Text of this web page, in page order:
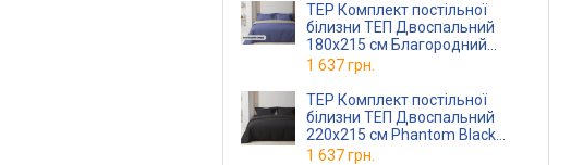
TEP Комплект постільної
білизни ТЕП Двоспальний
180х215 см Благородний
сапфір Бавовняна бязь
1 637 грн.
TEP Комплект постільної
білизни ТЕП Двоспальний
220x215 см Phantom Black
(2-0169129197)
1 637 грн.